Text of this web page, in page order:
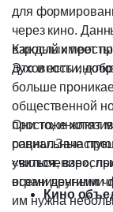
для
через кино.
взрослых
духовности,
Каждый имеет
Это и есть
больше
общественной
просто,
равны. Зачастую
«включение»,
ограниченными
Они тоже хотят
социальные
учиться,
всеми другими
им нужна
Кино